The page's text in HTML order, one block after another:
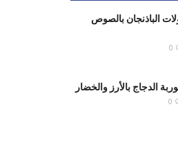
الباذنجان بالصوص
0
الدجاج بالأرز والخضار
0